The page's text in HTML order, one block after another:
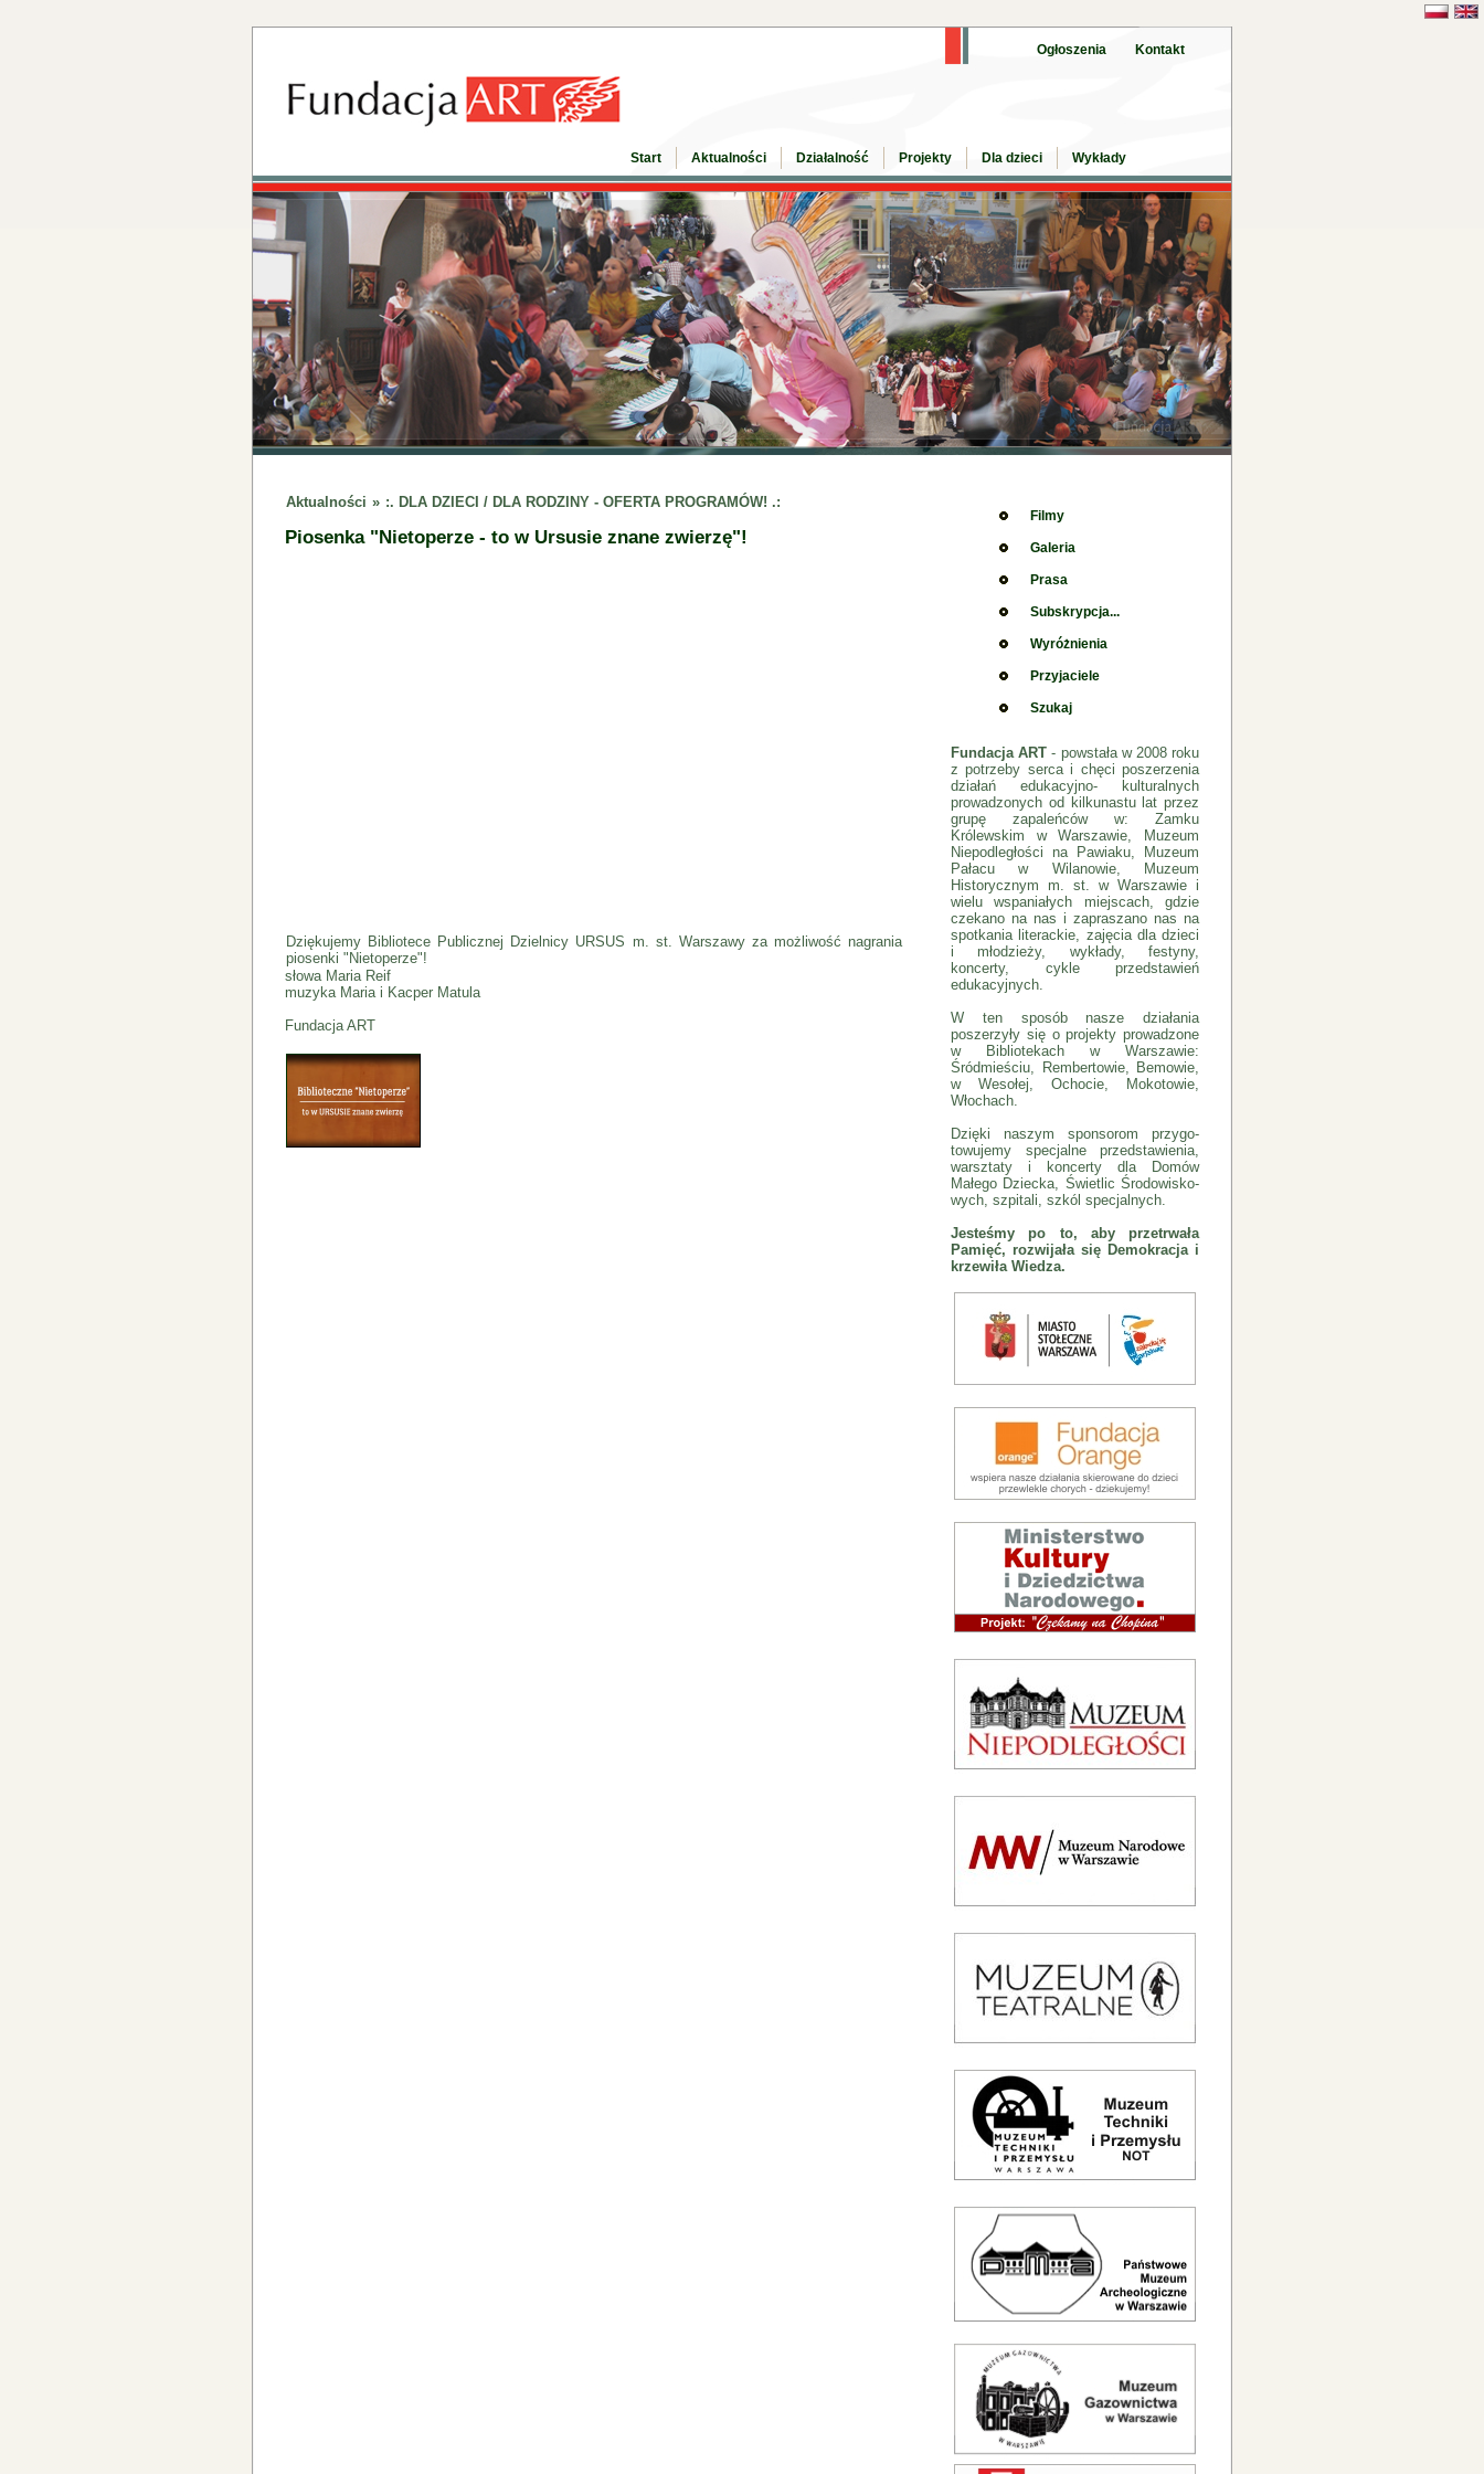
Ogłoszenia Kontakt
Start Aktualności Działalność Projekty Dla dzieci Wykłady
Filmy
Galeria
Prasa
Subskrypcja...
Wyróżnienia
Przyjaciele
Szukaj
Fundacja ART- powstała w 2008 roku
z potrzeby serca i chęci poszerzenia
działań edukacyjno- kulturalnych
prowadzonych od kilkunastu lat przez
grupę zapaleńców w: Zamku
Królewskim w Warszawie, Muzeum
Niepodległości na Pawiaku, Muzeum
Pałacu w Wilanowie, Muzeum
Historycznym m. st. w Warszawie i
wielu wspaniałych miejscach, gdzie
czekano na nas i zapraszano nas na
spotkania literackie, zajęcia dla dzieci
i młodzieży, wykłady, festyny,
koncerty, cykle przedstawień
edukacyjnych.
W ten sposób nasze działania
poszerzyły się o projekty prowadzone
w Bibliotekach w Warszawie:
Śródmieściu, Rembertowie, Bemowie,
w Wesołej, Ochocie, Mokotowie,
Włochach.
Dzięki naszym sponsorom przygo-
towujemy specjalne przedstawienia,
warsztaty i koncerty dla Domów
Małego Dziecka, Świetlic Środowisko-
wych, szpitali, szkól specjalnych.
Jesteśmy po to, aby przetrwała
Pamięć, rozwijała się Demokracja i
krzewiła Wiedza.
Aktualności » :. DLA DZIECI / DLA RODZINY - OFERTA PROGRAMÓW! .:
Piosenka "Nietoperze - to w Ursusie znane zwierzę"!
Dziękujemy Bibliotece Publicznej Dzielnicy URSUS m. st. Warszawy za możliwość nagrania
piosenki "Nietoperze"!
słowa Maria Reif
muzyka Maria i Kacper Matula
Fundacja ART